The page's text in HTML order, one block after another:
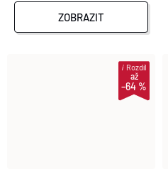
ZOBRAZIT
až
–64 %
iRozdíl